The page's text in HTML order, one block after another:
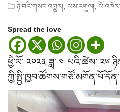
ཉེ་བའི་གསར་འགྱུར། ལས་འགུལ།
Spread the love
ཕྱི་ལོ་ ༢༠༢༣ ཟླ་ ༤ པའི་ཚེས་ ༢༦